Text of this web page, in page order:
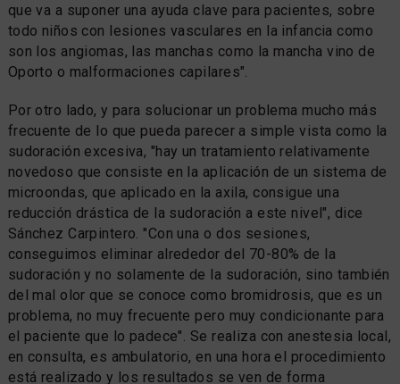
que va a suponer una ayuda clave para pacientes, sobre
todo niños con lesiones vasculares en la infancia como
son los angiomas, las manchas como la mancha vino de
Oporto o malformaciones capilares".
Por otro lado, y para solucionar un problema mucho más
frecuente de lo que pueda parecer a simple vista como la
sudoración excesiva, "hay un tratamiento relativamente
novedoso que consiste en la aplicación de un sistema de
microondas, que aplicado en la axila, consigue una
reducción drástica de la sudoración a este nivel", dice
Sánchez Carpintero. "Con una o dos sesiones,
conseguimos eliminar alrededor del 70-80% de la
sudoración y no solamente de la sudoración, sino también
del mal olor que se conoce como bromidrosis, que es un
problema, no muy frecuente pero muy condicionante para
el paciente que lo padece". Se realiza con anestesia local,
en consulta, es ambulatorio, en una hora el procedimiento
está realizado y los resultados se ven de forma